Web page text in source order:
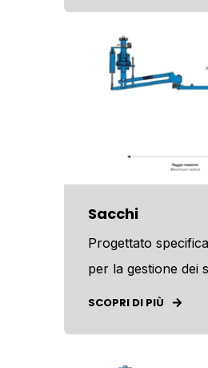
Sacchi
Progettato
per la gestione dei
SCOPRI DI PIÙ